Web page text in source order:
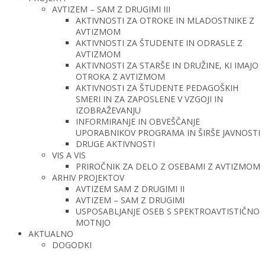
AVTIZEM – SAM Z DRUGIMI III
AKTIVNOSTI ZA OTROKE IN MLADOSTNIKE Z
AVTIZMOM
AKTIVNOSTI ZA ŠTUDENTE IN ODRASLE Z
AVTIZMOM
AKTIVNOSTI ZA STARŠE IN DRUŽINE, KI IMAJO
OTROKA Z AVTIZMOM
AKTIVNOSTI ZA ŠTUDENTE PEDAGOŠKIH
SMERI IN ZA ZAPOSLENE V VZGOJI IN
IZOBRAŽEVANJU
INFORMIRANJE IN OBVEŠČANJE
UPORABNIKOV PROGRAMA IN ŠIRŠE JAVNOSTI
DRUGE AKTIVNOSTI
VIS A VIS
PRIROČNIK ZA DELO Z OSEBAMI Z AVTIZMOM
ARHIV PROJEKTOV
AVTIZEM SAM Z DRUGIMI II
AVTIZEM – SAM Z DRUGIMI
USPOSABLJANJE OSEB S SPEKTROAVTISTIČNO
MOTNJO
AKTUALNO
DOGODKI